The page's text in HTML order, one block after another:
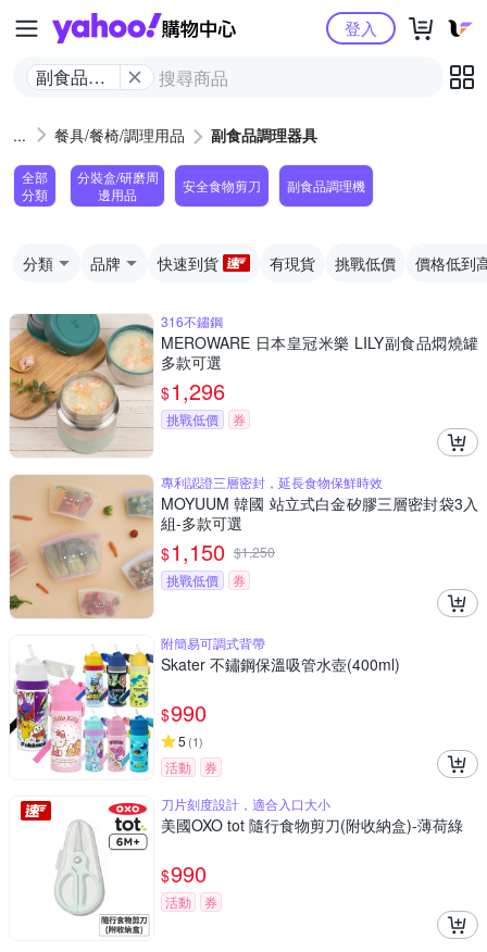
Yahoo購物中心
副食品調
登入
餐具/餐椅/調理用品 副食品調理器具
全部
分類
分裝盒/研磨周
邊用品
安全食物剪刀 副食品調理機
分類 品牌 快速到貨 有現貨 挑戰低價 價格低到
316不鏽鋼
MEROWARE 日本皇冠米樂 LILY副食品燜燒罐
多款可選
$1,296
挑戰低價 券
專利認證三層密封，延長食物保鮮時效
MOYUUM 韓國 站立式白金矽膠三層密封袋3入
組-多款可選
$1,150 $1,250
挑戰低價
券
附簡易可調式背帶
Skater 不鏽鋼保溫吸管水壺(400ml)
$990
5 (1)
活動
券
刀片刻度設計，適合入口大小
美國OXO tot 隨行食物剪刀(附收納盒)-薄荷綠
$990
活動 券